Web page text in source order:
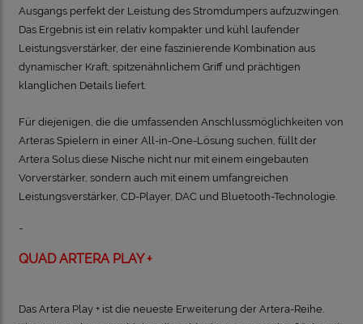
Ausgangs perfekt der Leistung des Stromdumpers aufzuzwingen.
Das Ergebnis ist ein relativ kompakter und kühl laufender
Leistungsverstärker, der eine faszinierende Kombination aus
dynamischer Kraft, spitzenähnlichem Griff und prächtigen
klanglichen Details liefert.
Für diejenigen, die die umfassenden Anschlussmöglichkeiten von
Arteras Spielern in einer All-in-One-Lösung suchen, füllt der
Artera Solus diese Nische nicht nur mit einem eingebauten
Vorverstärker, sondern auch mit einem umfangreichen
Leistungsverstärker, CD-Player, DAC und Bluetooth-Technologie.
-
QUAD ARTERA PLAY +
Das Artera Play + ist die neueste Erweiterung der Artera-Reihe.